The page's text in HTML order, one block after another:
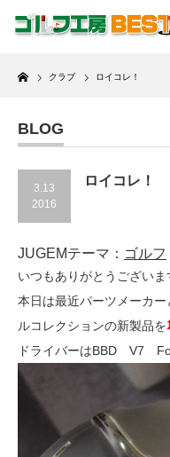
Home
クラブ ロイコレ！
BLOG
3.13
2016
ロイコレ！
JUGEMテーマ： ゴルフ
いつもありがとうございま
本日は最近パーツメーカ
ルコレクションの新製品を
ドライバーはBBD V7